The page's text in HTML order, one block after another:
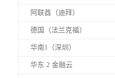
阿联酋（迪拜）
德国（法兰克福）
华南1（深圳）
华东 2 金融云